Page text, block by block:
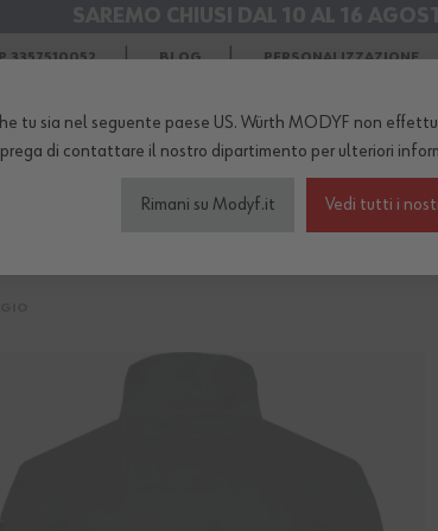
SPEDIZIONI GRATISin Agosto
SAREMO CHIUSI DAL 10 AL 16
3357510052 BLOG PERSONALIZZAZIONE
DEL NEGOZIO...
da lavoro Scarpe
tu sia nel seguente paese US. Würth MODYF non
di contattare il nostro dipartimento per ulteriori
Rimani su Modyf.it Vedi tutti i